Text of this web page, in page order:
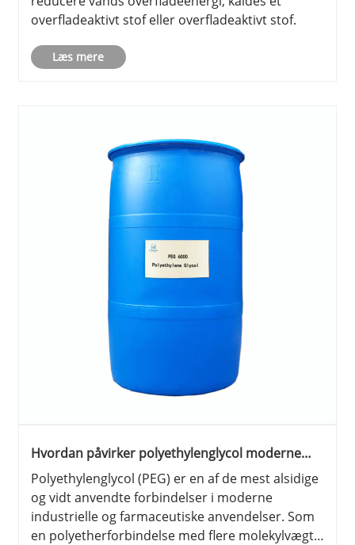
overfladeaktivt stof eller overfladeaktivt stof.
Læs mere
Hvordan påvirker polyethylenglycol moderne
industrier?
Polyethylenglycol (PEG) er en af ​​de mest alsidige
og vidt anvendte forbindelser i moderne
industrielle og farmaceutiske anvendelser. Som
en polyetherforbindelse med flere molekylvægte